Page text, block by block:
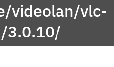
videolan/vlc-
3.0.10/